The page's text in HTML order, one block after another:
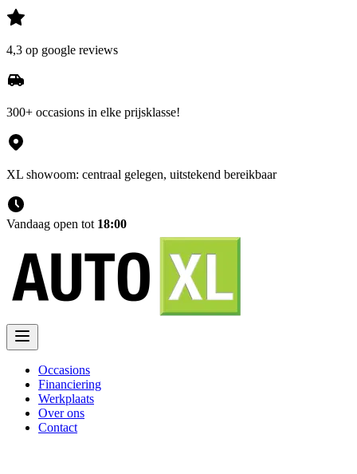
4,3 op google reviews
300+ occasions in elke prijsklasse!
XL showoom: centraal gelegen, uitstekend bereikbaar
Vandaag open tot 18:00
Occasions
Financiering
Werkplaats
Over ons
Contact